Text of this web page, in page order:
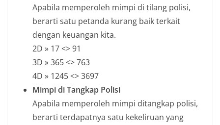
Apabila memperoleh mimpi di tilang polisi,
berarti satu petanda kurang baik terkait
dengan keuangan kita.
2D » 17 <> 91
3D » 365 <> 763
4D » 1245 <> 3697
Mimpi di Tangkap Polisi
Apabila memperoleh mimpi ditangkap polisi,
berarti terdapatnya satu kekeliruan yang